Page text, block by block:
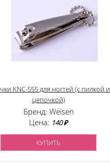
KNC-555 для ногтей (с пилкой и
цепочкой)
Бренд: Weisen
Цена: 140 ₽
КУПИТЬ